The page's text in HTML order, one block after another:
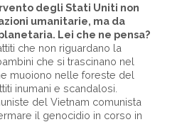
degli Stati Uniti non
umanitarie, ma da
Lei che ne pensa?
che non riguardano la
che si trascinano nel
muoiono nelle foreste del
inumani e scandalosi.
del Vietnam comunista
il genocidio in corso in